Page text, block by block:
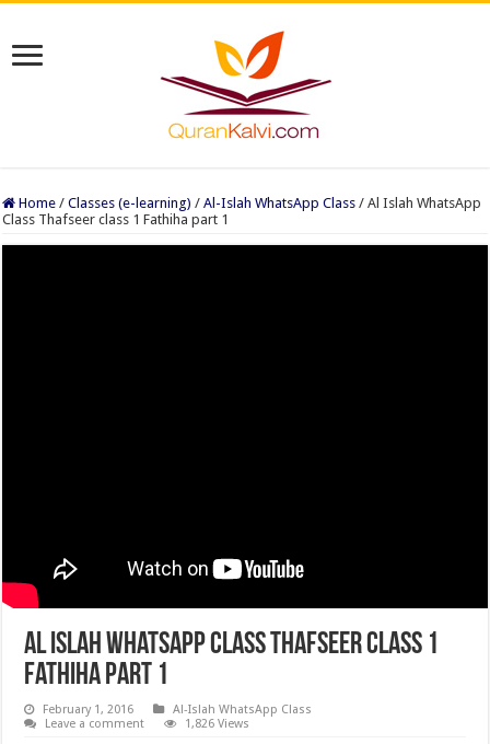
Home / Classes (e-learning) / Al-Islah WhatsApp Class / Al Islah WhatsApp
Class Thafseer class 1 Fathiha part 1
Al Islah WhatsApp Class Thafseer class 1
Fathiha part 1
February 1, 2016
Al-Islah WhatsApp Class
Leave a comment
1,826 Views